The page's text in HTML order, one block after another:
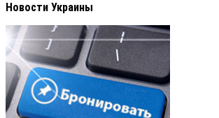
Новости Украины